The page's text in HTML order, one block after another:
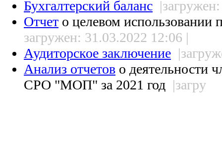
Бухгалтерский баланс
Отчет о целевом
загружен: 31.03.2022 12:06 |
Аудиторское заключение |
Анализ отчетов о деятельности
СРО "МОП" за 2021 год |загру